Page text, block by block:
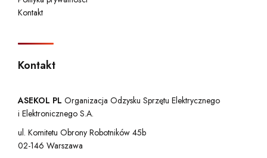
Kontakt
Kontakt
ASEKOL PL Organizacja Odzysku Sprzętu Elektrycznego
i Elektronicznego S.A.
ul. Komitetu Obrony Robotników 45b
02-146 Warszawa